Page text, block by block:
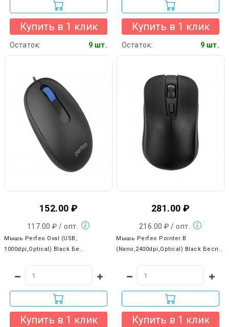
Купить в 1 клик
Остаток: 9 шт.
Купить в 1 клик
Остаток: 9 шт.
152.00 ₽
117.00 ₽ / опт.
Мышь Perfeo Oval (USB,
1000dpi,Optical) Black Бе..
Купить в 1 клик
281.00 ₽
216.00 ₽ / опт.
Мышь Perfeo Pointer B
(Nano,2400dpi,Optical) Black Бесп..
Купить в 1 клик